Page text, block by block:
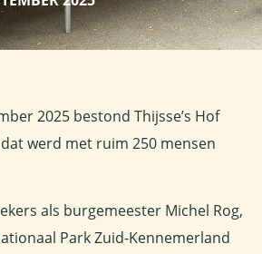
2025 bestond Thijsse’s Hof
werd met ruim 250 mensen
als burgemeester Michel Rog,
Park Zuid-Kennemerland